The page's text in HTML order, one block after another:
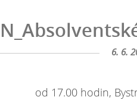
6. 6.
od 17.00 hodin,